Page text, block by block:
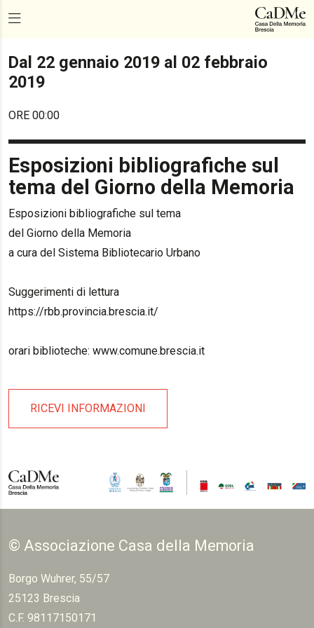
Dal 22 gennaio 2019 al 02 febbraio
2019
ORE 00:00
Esposizioni bibliografiche sul
tema del Giorno della Memoria
Esposizioni bibliografiche sul tema
del Giorno della Memoria
a cura del Sistema Bibliotecario Urbano
Suggerimenti di lettura
https://rbb.provincia.brescia.it/
orari biblioteche: www.comune.brescia.it
RICEVI INFORMAZIONI
© Associazione Casa della Memoria
Borgo Wuhrer, 55/57
25123 Brescia
C.F. 98117150171